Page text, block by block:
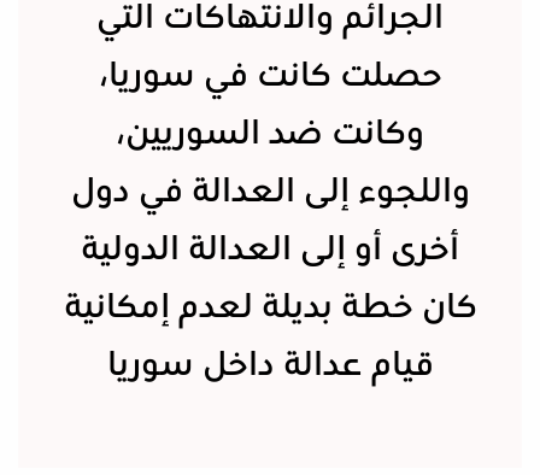
الجرائم والانتهاكات التي
حصلت كانت في سوريا،
وكانت ضد السوريين،
واللجوء إلى العدالة في دول
أخرى أو إلى العدالة الدولية
كان خطة بديلة لعدم إمكانية
قيام عدالة داخل سوريا